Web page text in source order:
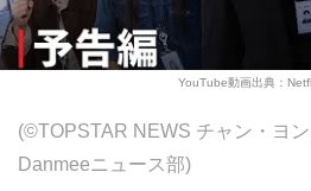
YouTube動画出典：
(©TOPSTAR NEWS チャン・ヨン
Danmeeニュース部)